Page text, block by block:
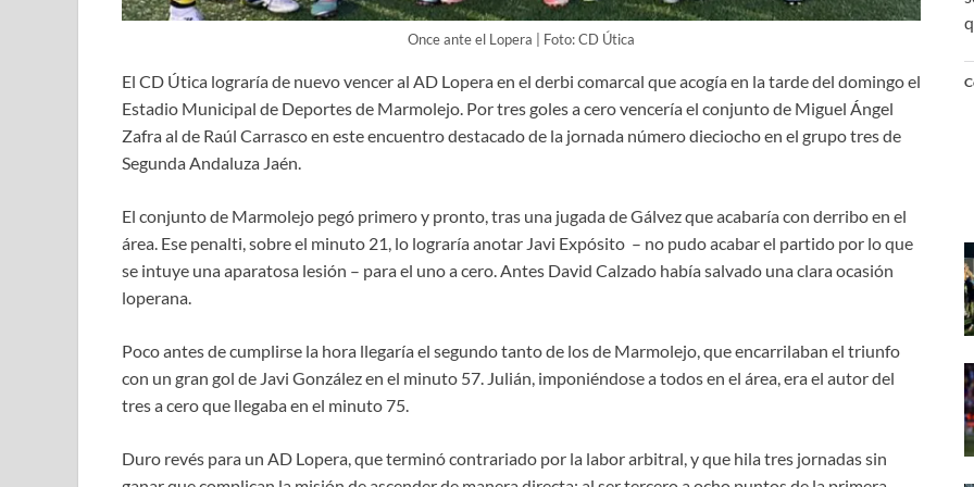
Once ante el Lopera | Foto: CD Útica
El CD Útica lograría de nuevo vencer al AD Lopera en el derbi comarcal que acogía en la tarde del domingo el
Estadio Municipal de Deportes de Marmolejo. Por tres goles a cero vencería el conjunto de Miguel Ángel
Zafra al de Raúl Carrasco en este encuentro destacado de la jornada número dieciocho en el grupo tres de
Segunda Andaluza Jaén.
El conjunto de Marmolejo pegó primero y pronto, tras una jugada de Gálvez que acabaría con derribo en el
área. Ese penalti, sobre el minuto 21, lo lograría anotar Javi Expósito – no pudo acabar el partido por lo que
se intuye una aparatosa lesión – para el uno a cero. Antes David Calzado había salvado una clara ocasión
loperana.
Poco antes de cumplirse la hora llegaría el segundo tanto de los de Marmolejo, que encarrilaban el triunfo
con un gran gol de Javi González en el minuto 57. Julián, imponiéndose a todos en el área, era el autor del
tres a cero que llegaba en el minuto 75.
Duro revés para un AD Lopera, que terminó contrariado por la labor arbitral, y que hila tres jornadas sin